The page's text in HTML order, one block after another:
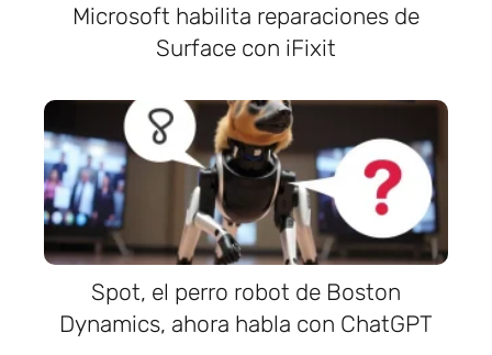
Microsoft habilita reparaciones de
Surface con iFixit
Spot, el perro robot de Boston
Dynamics, ahora habla con ChatGPT